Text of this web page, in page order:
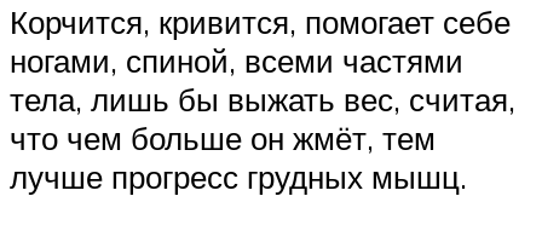
Корчится, кривится, помогает себе
ногами, спиной, всеми частями
тела, лишь бы выжать вес, считая,
что чем больше он жмёт, тем
лучше прогресс грудных мышц.